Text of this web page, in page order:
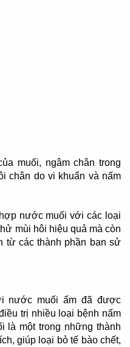
muối, ngâm chân trong
chân do vi khuẩn và nấm
nước muối với các loại
mùi hôi hiệu quả mà còn
từ các thành phần bạn sử
nước muối ấm đã được
trị nhiều loại bệnh nấm
là một trong những thành
giúp loại bỏ tế bào chết,